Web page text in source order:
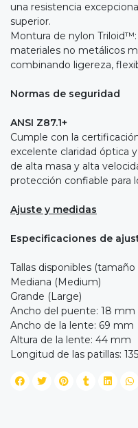
una resistencia
superior.
Montura de nylon
materiales no metálicos
combinando ligereza,
Normas de seguridad
ANSI Z87.1+
Cumple con la
excelente claridad óptica
de alta masa y alta
protección confiable para
Ajuste y medidas
Especificaciones de
Tallas disponibles (tamaño
Mediana (Medium)
Grande (Large)
Ancho del puente: 18 mm
Ancho de la lente: 69 mm
Altura de la lente: 44 mm
Longitud de las patillas: